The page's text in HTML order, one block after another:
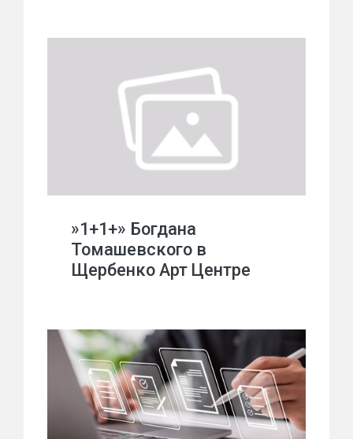
»1+1+» Богдана
Томашевского в
Щербенко Арт Центре